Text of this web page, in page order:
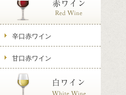
辛口赤ワイン
甘口赤ワイン